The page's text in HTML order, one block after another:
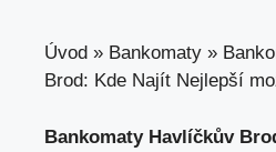
Úvod » Bankomaty »
Brod: Kde Najít Nejlepší
Bankomaty Havlíčkův